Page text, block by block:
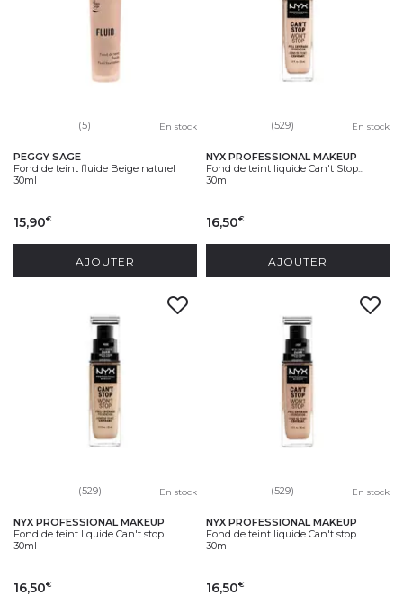
(5) En stock
PEGGY SAGE
Fond de teint fluide Beige naturel
30ml
15,90€
AJOUTER
(529) En stock
NYX PROFESSIONAL MAKEUP
Fond de teint liquide Can't Stop...
30ml
16,50€
AJOUTER
(529) En stock
NYX PROFESSIONAL MAKEUP
Fond de teint liquide Can't stop...
30ml
16,50€
(529) En stock
NYX PROFESSIONAL MAKEUP
Fond de teint liquide Can't stop...
30ml
16,50€